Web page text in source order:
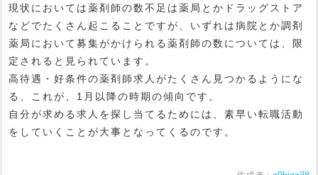
現状においては薬剤師の数不足は薬局とかドラッグストア
などでたくさん起こることですが、いずれは病院とか調剤
薬局において募集がかけられる薬剤師の数については、限
定されると見られています。
高待遇・好条件の薬剤師求人がたくさん見つかるようにな
る、これが、1月以降の時期の傾向です。
自分が求める求人を探し当てるためには、素早い転職活動
をしていくことが大事となってくるのです。